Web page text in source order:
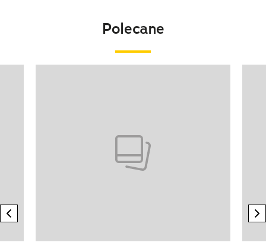
Polecane
previous element